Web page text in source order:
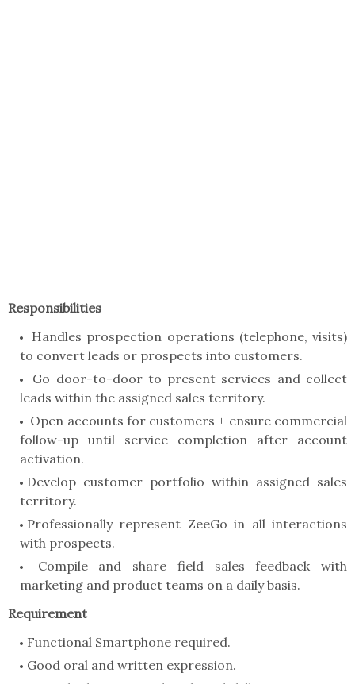
Responsibilities
Handles prospection operations (telephone, visits)
to convert leads or prospects into customers.
Go door-to-door to present services and collect
leads within the assigned sales territory.
Open accounts for customers + ensure commercial
follow-up until service completion after account
activation.
Develop customer portfolio within assigned sales
territory.
Professionally represent ZeeGo in all interactions
with prospects.
Compile and share field sales feedback with
marketing and product teams on a daily basis.
Requirement
Functional Smartphone required.
Good oral and written expression.